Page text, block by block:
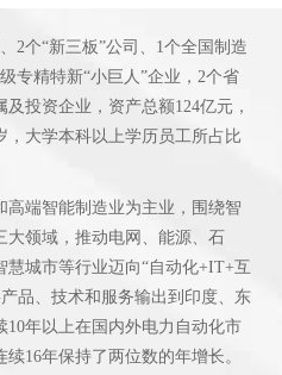
2个“新三板”公司、1个全国制造
专精特新“小巨人”企业，2个省
投资企业，资产总额124亿元，
，大学本科以上学历员工所占比
端智能制造业为主业，围绕智
大领域，推动电网、能源、石
城市等行业迈向“自动化+IT+互
品、技术和服务输出到印度、东
年以上在国内外电力自动化市
16年保持了两位数的年增长。